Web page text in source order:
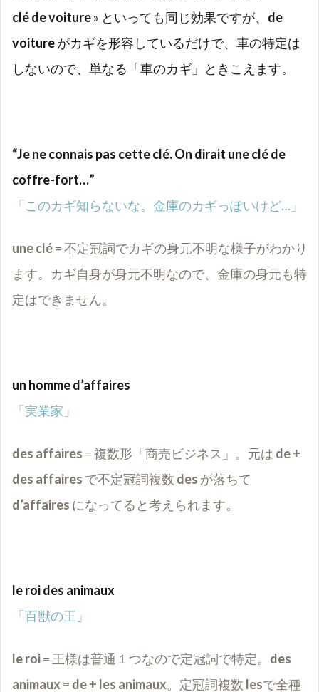
clé de voiture» といっても同じ効果ですが、 de
voitureがカギを形容しているだけで、車の特定は
しないので、単なる「車のカギ」ときこえます。
“Je ne connais pas cette clé. On dirait une clé de
coffre-fort…”
「このカギ知らないな。金庫のカギっぽいけど…」
une clé= 不定冠詞でカギの身元不明な様子がわかり
ます。カギ自身が身元不明なので、金庫の身元も特
定はできません。
un homme d’affaires
「実業家」
des affaires = 複数形「商売ビジネス」。元は de +
des affaires で不定冠詞複数 des が落ちて
d’affaires になってると考えられます。
le roi des animaux
「百獣の王」
le roi= 王様は普通１つなので定冠詞で特定。 des
animaux = de + les animaux。定冠詞複数 lesで全種